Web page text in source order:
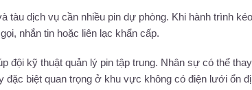
tàu dịch vụ cần nhiều pin dự phòng. Khi hành trình
nhắn tin hoặc liên lạc khẩn cấp.
đội kỹ thuật quản lý pin tập trung. Nhân sự có thể
biệt quan trọng ở khu vực không có điện lưới ổn